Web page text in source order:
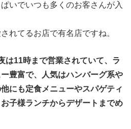
いでいつも多くのお客さんが入
れてるお店で有名店ですね。
は11時まで営業されていて、ラ
豊富で、人気はハンバーグ系や
にも定食メニューやスパゲティ
子様ランチからデザートまでめ